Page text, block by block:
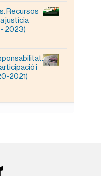
Recursos
justícia
- 2023)
i
2021)